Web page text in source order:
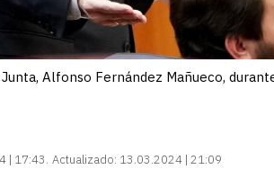
Alfonso Fernández Mañueco,
| 17:43 Actualizado: 13.03.2024 | 21:09